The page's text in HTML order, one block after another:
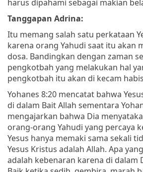
harus dipahami sebagai makian
Tanggapan Adrina:
Itu memang salah satu perkataan
karena orang Yahudi saat itu akan
dosa. Bandingkan dengan zaman
pengkotbah yang melakukan hal
pengkotbah itu akan di kecam
Yohanes 8:20 mencatat bahwa
di dalam Bait Allah sementara
mengajarkan bahwa Dia
orang-orang Yahudi yang percaya
Yesus hanya memaki sama sekali
Yesus Kristus adalah Allah. Apa
adalah kebenaran karena di dalam